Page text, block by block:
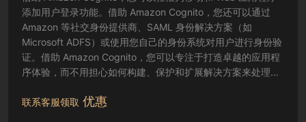
添加用户登录功能。借助 Amazon Cognito，您还可以通过
Amazon 等社交身份提供商、SAML 身份解决方案（如
Microsoft ADFS）或使用您自己的身份系统对用户进行身份验
证。借助 Amazon Cognito，您可以专注于打造卓越的应用程
序体验，而不用担心如何构建、保护和扩展解决方案来处理用
联系客服领取 优惠